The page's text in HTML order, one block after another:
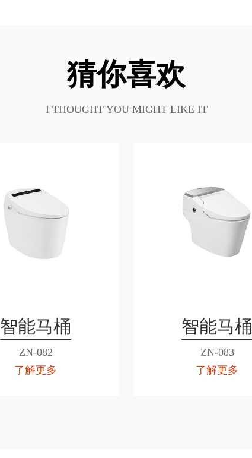
猜你喜欢
I THOUGHT YOU MIGHT LIKE IT
智能马桶
ZN-082
了解更多
智能马桶
ZN-083
了解更多